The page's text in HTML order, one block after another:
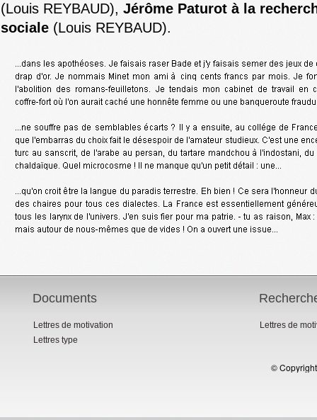
(Louis REYBAUD), Jérôme Paturot à la
sociale(Louis REYBAUD).
Documents
Lettres de motivation
Lettres type
Lettres de
©